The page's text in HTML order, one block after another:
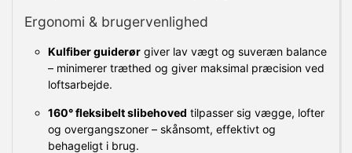
Ergonomi & brugervenlighed
Kulfiber guiderør giver lav vægt og suveræn balance
– minimerer træthed og giver maksimal præcision ved
loftsarbejde.
160° fleksibelt slibehoved tilpasser sig vægge, lofter
og overgangszoner – skånsomt, effektivt og
behageligt i brug.